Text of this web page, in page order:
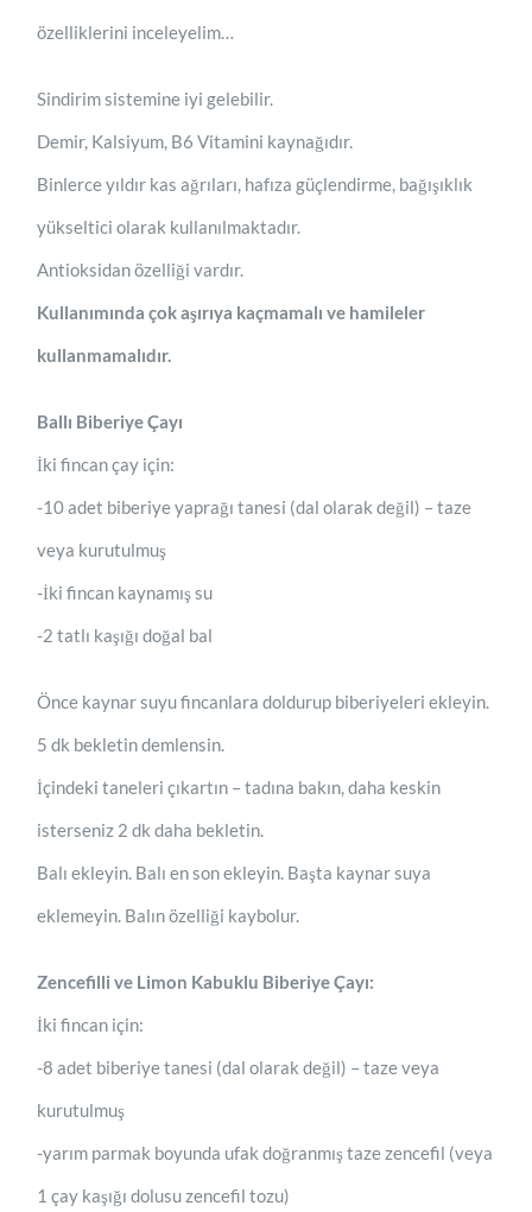
özelliklerini inceleyelim…
Sindirim sistemine iyi gelebilir.
Demir, Kalsiyum, B6 Vitamini kaynağıdır.
Binlerce yıldır kas ağrıları, hafıza güçlendirme, bağışıklık
yükseltici olarak kullanılmaktadır.
Antioksidan özelliği vardır.
Kullanımında çok aşırıya kaçmamalı ve hamileler
kullanmamalıdır.
Ballı Biberiye Çayı
İki fincan çay için:
-10 adet biberiye yaprağı tanesi (dal olarak değil) – taze
veya kurutulmuş
-İki fincan kaynamış su
-2 tatlı kaşığı doğal bal
Önce kaynar suyu fincanlara doldurup biberiyeleri ekleyin.
5 dk bekletin demlensin.
İçindeki taneleri çıkartın – tadına bakın, daha keskin
isterseniz 2 dk daha bekletin.
Balı ekleyin. Balı en son ekleyin. Başta kaynar suya
eklemeyin. Balın özelliği kaybolur.
Zencefilli ve Limon Kabuklu Biberiye Çayı:
İki fincan için:
-8 adet biberiye tanesi (dal olarak değil) – taze veya
kurutulmuş
-yarım parmak boyunda ufak doğranmış taze zencefil (veya
1 çay kaşığı dolusu zencefil tozu)